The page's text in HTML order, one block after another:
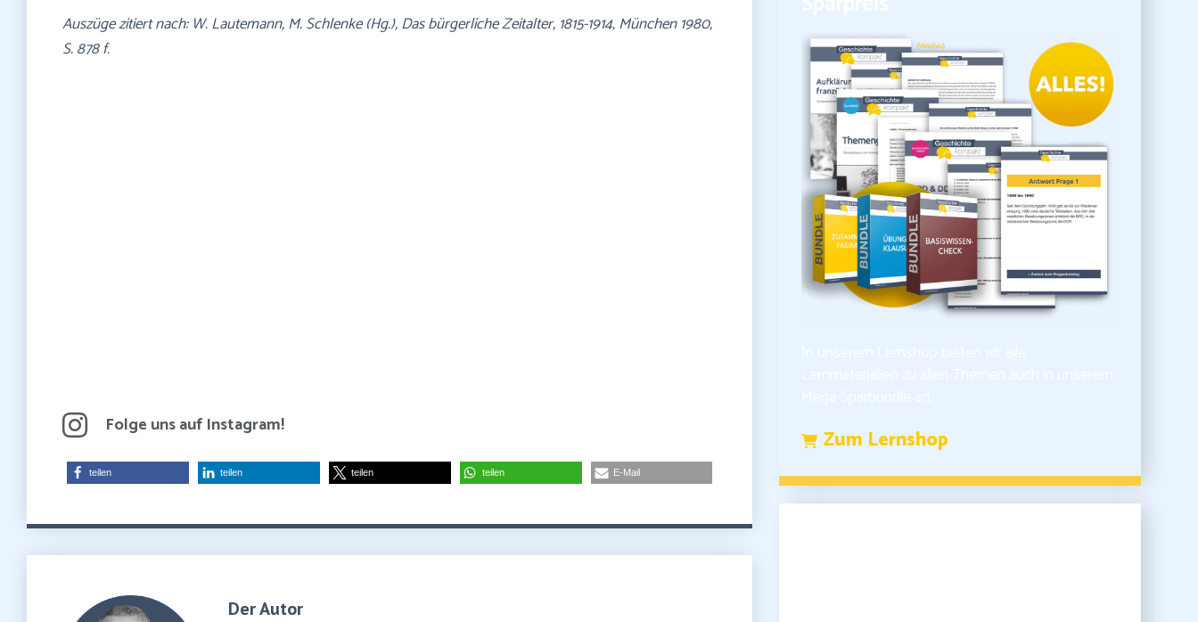
Auszüge zitiert nach: W. Lautemann, M. Schlenke (Hg.), Das bürgerliche Zeitalter, 1815-1914, München 1980,
S. 878 f.
Folge uns auf Instagram!
teilen teilen teilen teilen E-Mail
Der Autor
Zum Lernshop